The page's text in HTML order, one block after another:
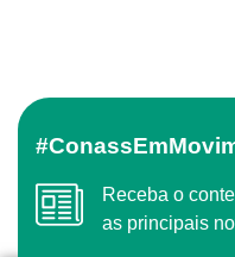
Receba o conteúdo semanal do Conass com
as principais